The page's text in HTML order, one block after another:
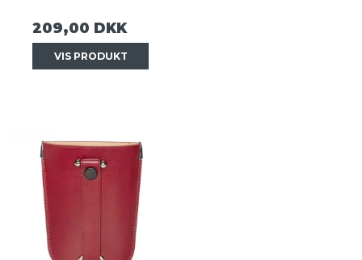
209,00 DKK
VIS PRODUKT